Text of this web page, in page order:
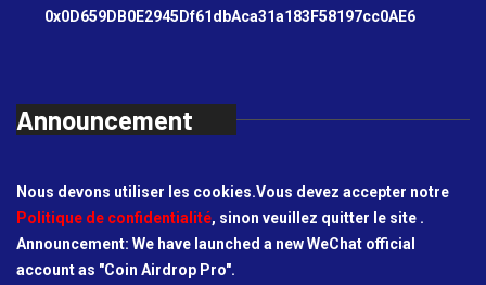
0x0D659DB0E2945Df61dbAca31a183F58197cc0AE6
Announcement
Nous devons utiliser les cookies.Vous devez accepter notre
Politique de confidentialité, sinon veuillez quitter le site .
Announcement: We have launched a new WeChat official
account as "Coin Airdrop Pro".